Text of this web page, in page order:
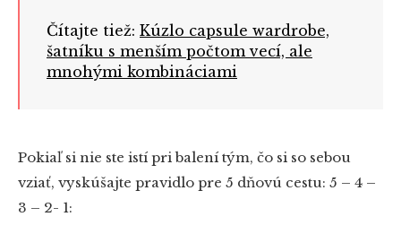
Čítajte tiež: Kúzlo capsule wardrobe,
šatníku s menším počtom vecí, ale
mnohými kombináciami
Pokiaľ si nie ste istí pri balení tým, čo si so sebou
vziať, vyskúšajte pravidlo pre 5 dňovú cestu: 5 – 4 –
3 – 2- 1: